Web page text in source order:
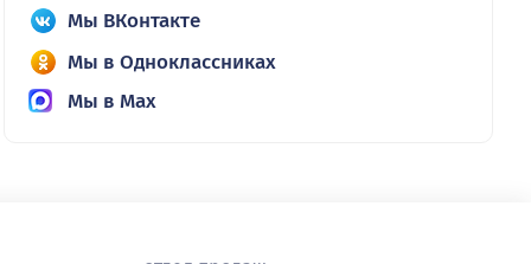
Мы ВКонтакте
Мы в Одноклассниках
Мы в Max